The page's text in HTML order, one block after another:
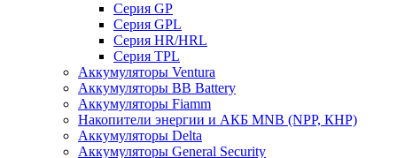
Cерия GP
Серия GPL
Серия HR/HRL
Серия TPL
Аккумуляторы Ventura
Аккумуляторы BB Battery
Аккумуляторы Fiamm
Накопители энергии и АКБ MNB (NPP, КНР)
Аккумуляторы Delta
Аккумуляторы General Security